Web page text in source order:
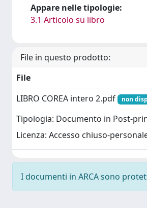
Appare nelle tipologie:
3.1 Articolo su libro
File in questo prodotto:
File
LIBRO COREA intero 2.pdf
non
Tipologia: Documento in Post-
Licenza: Accesso chiuso-
I documenti in ARCA sono